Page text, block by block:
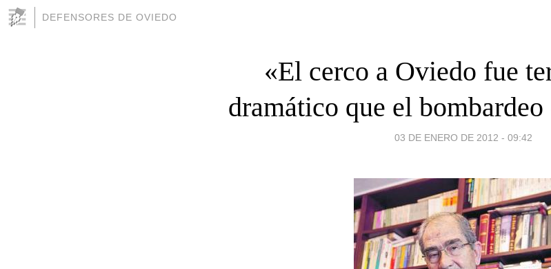
DEFENSORES DE OVIEDO
«El cerco a Oviedo fue
dramático que el
03 DE ENERO DE 2012 - 09:42